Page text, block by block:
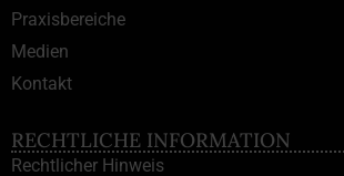
Praxisbereiche
Medien
Kontakt
RECHTLICHE INFORMATION
Rechtlicher Hinweis